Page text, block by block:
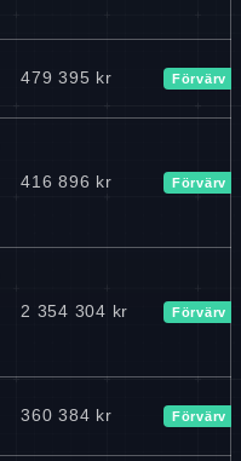
479 395 kr Förvärv
416 896 kr Förvärv
2 354 304 kr Förvärv
360 384 kr Förvärv